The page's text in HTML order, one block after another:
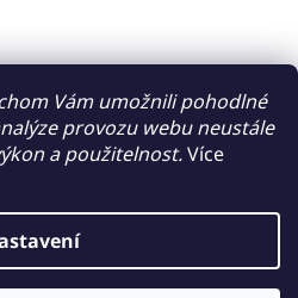
Vám umožnili pohodlné
provozu webu neustále
a použitelnost.Více